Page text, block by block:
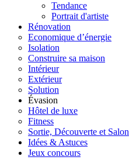
Tendance
Portrait d'artiste
Rénovation
Economique d’énergie
Isolation
Construire sa maison
Intérieur
Extérieur
Solution
Évasion
Hôtel de luxe
Fitness
Sortie, Découverte et Salon
Idées & Astuces
Jeux concours